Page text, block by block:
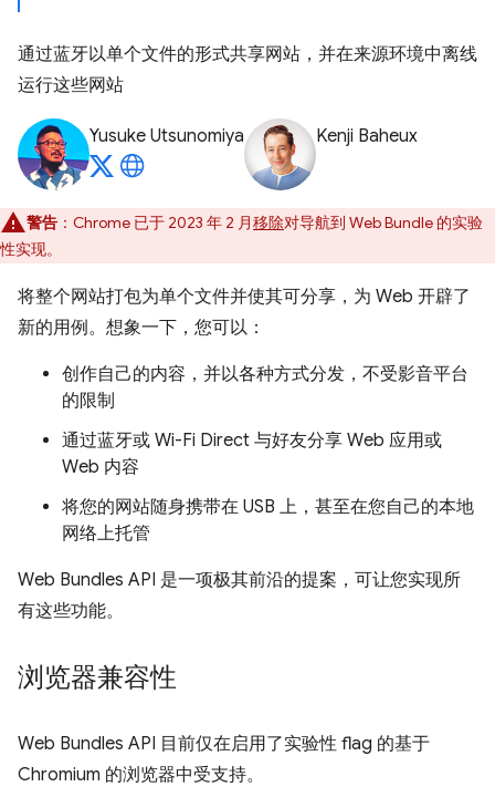
通过蓝牙以单个文件的形式共享网站，并在来源环境中离线
运行这些网站
Yusuke Utsunomiya Kenji Baheux
警告 ：Chrome 已于 2023 年 2 月移除对导航到 Web Bundle 的实验
性实现。
将整个网站打包为单个文件并使其可分享，为 Web 开辟了
新的用例。想象一下，您可以：
创作自己的内容，并以各种方式分发，不受影音平台
的限制
通过蓝牙或 Wi-Fi Direct 与好友分享 Web 应用或
Web 内容
将您的网站随身携带在 USB 上，甚至在您自己的本地
网络上托管
Web Bundles API 是一项极其前沿的提案，可让您实现所
有这些功能。
浏览器兼容性
Web Bundles API 目前仅在启用了实验性 flag 的基于
Chromium 的浏览器中受支持。